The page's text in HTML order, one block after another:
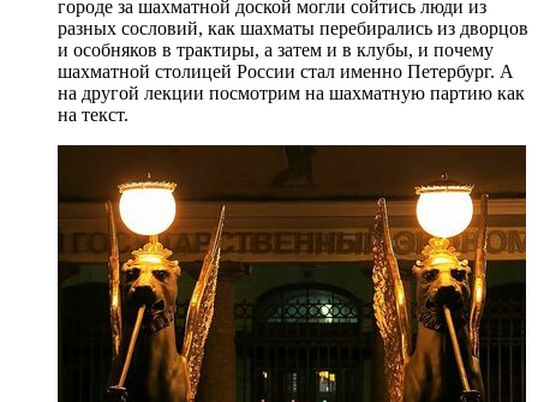
городе за шахматной доской могли сойтись люди из
разных сословий, как шахматы перебирались из дворцов
и особняков в трактиры, а затем и в клубы, и почему
шахматной столицей России стал именно Петербург. А
на другой лекции посмотрим на шахматную партию как
на текст.